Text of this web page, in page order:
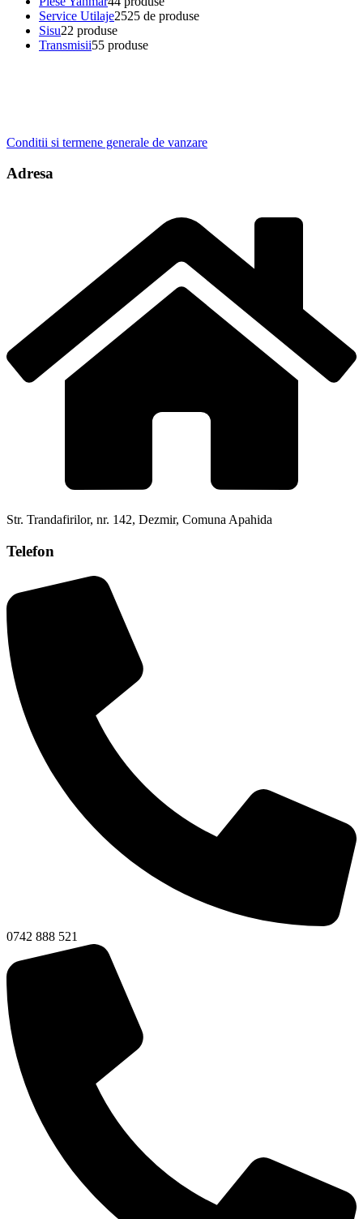
Service Utilaje2525 de produse
Sisu22 produse
Transmisii55 produse
Conditii si termene generale de vanzare
Adresa
Str. Trandafirilor, nr. 142, Dezmir, Comuna Apahida
Telefon
0742 888 521